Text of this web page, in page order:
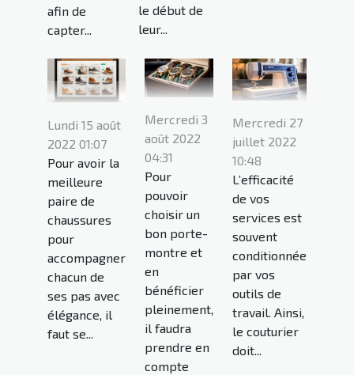
afin de
capter...
le début de
leur...
Lundi 15 août
2022 01:07
Pour avoir la
meilleure
paire de
chaussures
pour
accompagner
chacun de
ses pas avec
élégance, il
faut se...
Mercredi 3
août 2022
04:31
Pour
pouvoir
choisir un
bon porte-
montre et
en
bénéficier
pleinement,
il faudra
prendre en
compte
Mercredi 27
juillet 2022
10:48
L’efficacité
de vos
services est
souvent
conditionnée
par vos
outils de
travail. Ainsi,
le couturier
doit...